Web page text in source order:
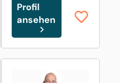
Profil
ansehen